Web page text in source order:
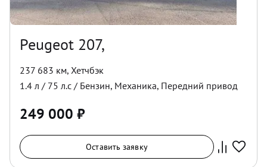
Peugeot 207,
237 683 км, Хетчбэк
1.4 л / 75 л.с / Бензин, Механика, Передний привод
249 000 ₽
Оставить заявку